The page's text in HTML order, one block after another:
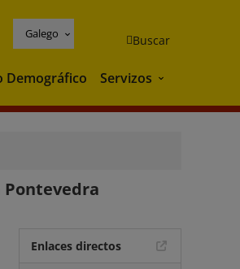
Galego Buscar
Demográfico Servizos Servizos
Pontevedra
Enlaces directos